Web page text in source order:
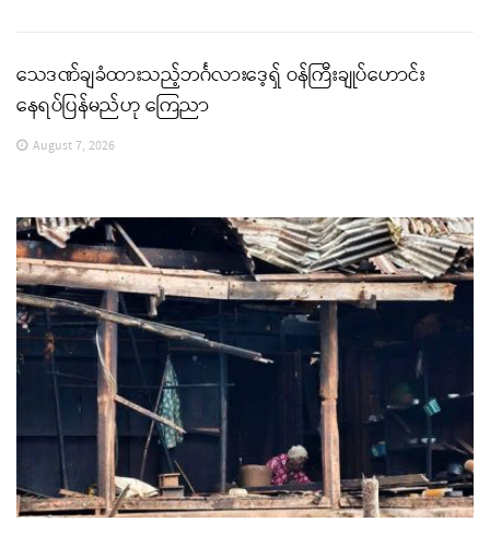
သေဒဏ်ချခံထားသည့်ဘင်္ဂလားဒေ့ရှ် ဝန်ကြီးချုပ်ဟောင်း
နေရပ်ပြန်မည်ဟု ကြေညာ
August 7, 2026